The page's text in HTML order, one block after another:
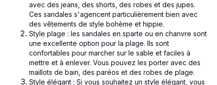
avec des jeans, des shorts, des robes et des jupes.
Ces sandales s'agencent particulièrement bien avec
des vêtements de style bohème et hippie.
Style plage : les sandales en sparte ou en chanvre sont
une excellente option pour la plage. Ils sont
confortables pour marcher sur le sable et faciles à
mettre et à enlever. Vous pouvez les porter avec des
maillots de bain, des paréos et des robes de plage.
Style élégant : Si vous souhaitez un style élégant, vous